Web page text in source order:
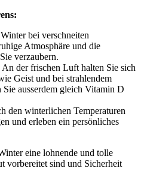
bei verschneiten
Atmosphäre und die
verzaubern.
An der frischen Luft halten Sie sich
Geist und bei strahlendem
Sie ausserdem gleich Vitamin D
den winterlichen Temperaturen
und erleben ein persönliches
eine lohnende und tolle
vorbereitet sind und Sicherheit